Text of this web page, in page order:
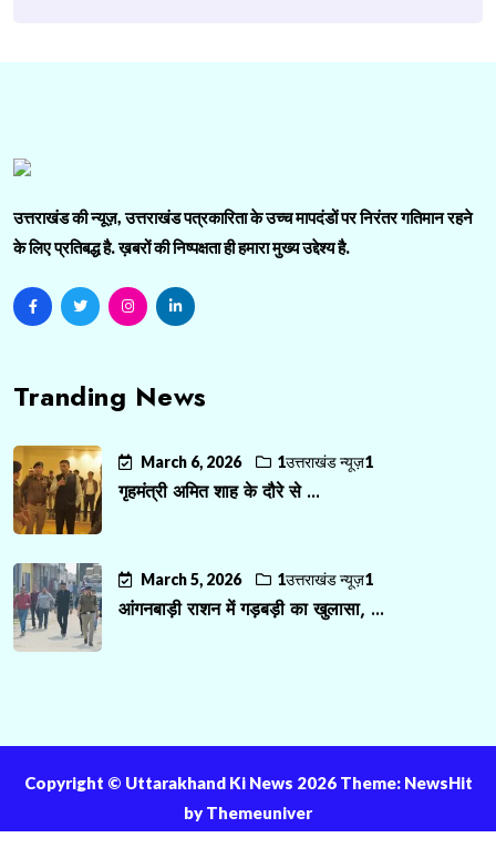
उत्तराखंड की न्यूज़, उत्तराखंड पत्रकारिता के उच्च मापदंडों पर निरंतर गतिमान रहने
के लिए प्रतिबद्ध है. ख़बरों की निष्पक्षता ही हमारा मुख्य उद्देश्य है.
Tranding News
March 6, 2026 1उत्तराखंड न्यूज़1
गृहमंत्री अमित शाह के दौरे से ...
March 5, 2026 1उत्तराखंड न्यूज़1
आंगनबाड़ी राशन में गड़बड़ी का खुलासा, ...
Copyright ©️ Uttarakhand Ki News 2026 Theme: NewsHit
by Themeuniver